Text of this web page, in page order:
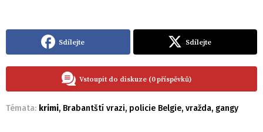
Sdílejte Sdílejte
Vstoupit do diskuze (0 příspěvků)
Témata: krimi, Brabantští vrazi, policie Belgie, vražda, gangy